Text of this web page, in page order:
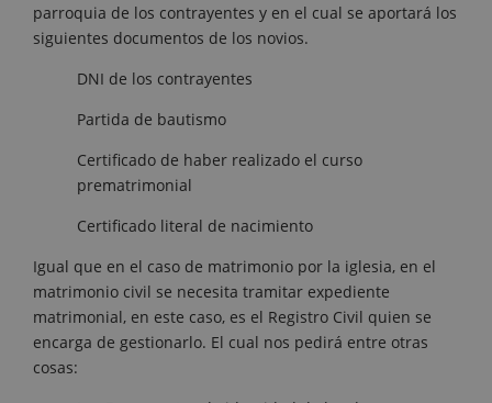
parroquia de los contrayentes y en el cual se aportará los
siguientes documentos de los novios.
DNI de los contrayentes
Partida de bautismo
Certificado de haber realizado el curso
prematrimonial
Certificado literal de nacimiento
Igual que en el caso de matrimonio por la iglesia, en el
matrimonio civil se necesita tramitar expediente
matrimonial, en este caso, es el Registro Civil quien se
encarga de gestionarlo. El cual nos pedirá entre otras
cosas: